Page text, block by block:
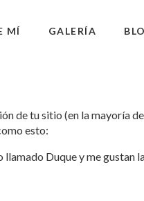
MÍ GALERÍA
de tu sitio (en la mayoría
esto:
Duque y me gustan